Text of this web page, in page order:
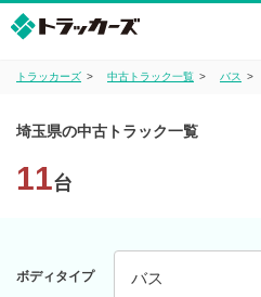
トラッカーズ 中古トラック一覧 バス
埼玉県の中古トラック一覧
11台
ボディタイプ バス